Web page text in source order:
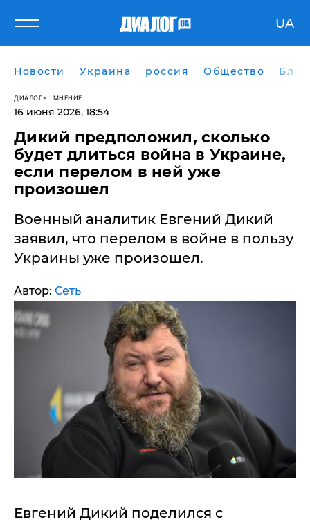
UA
Новости Украина россия Общество
ДИАЛОГ МНЕНИЕ
16 июня 2026, 18:54
Дикий предположил, сколько
будет длиться война в Украине,
если перелом в ней уже
произошел
Военный аналитик Евгений Дикий
заявил, что перелом в войне в пользу
Украины уже произошел.
Автор: Сеть
Евгений Дикий поделился с